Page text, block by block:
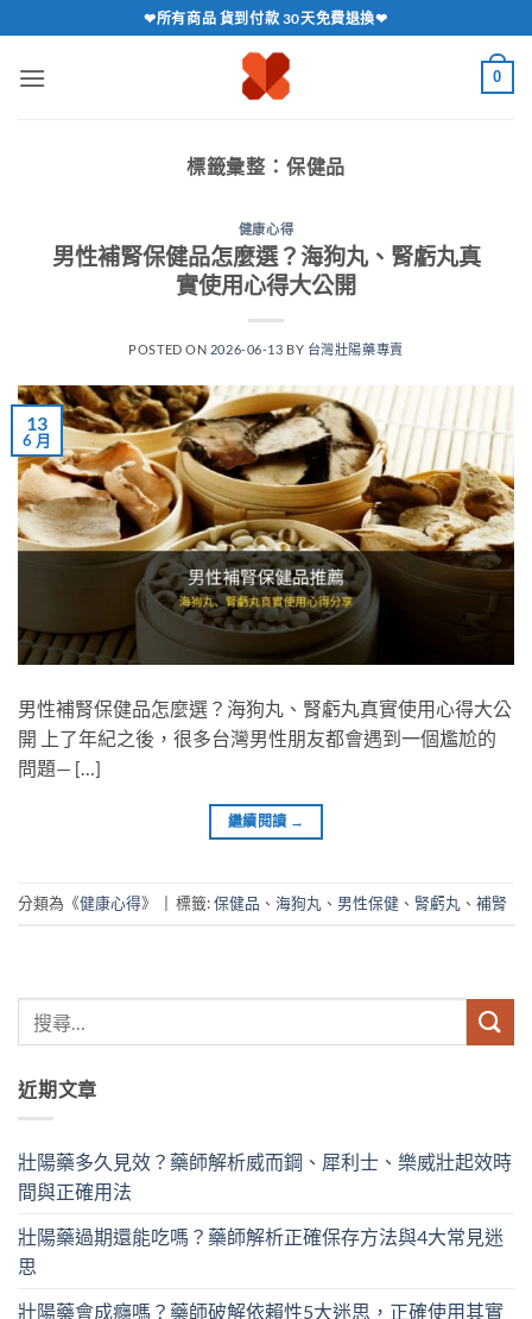
轉
❤所有商品 貨到付款 30天免費退換❤
0
標籤彙整： 保健品
健康心得
男性補腎保健品怎麼選？海狗丸、腎虧丸真
實使用心得大公開
POSTED ON 2026-06-13 BY 台灣壯陽藥專賣
13
6 月
男性補腎保健品怎麼選？海狗丸、腎虧丸真實使用心得大公
開 上了年紀之後，很多台灣男性朋友都會遇到一個尷尬的
問題— […]
繼續閱讀 →
分類為《健康心得》 標籤:保健品 、 海狗丸 、 男性保健 、 腎虧丸 、 補腎
近期文章
壯陽藥多久見效？藥師解析威而鋼、犀利士、樂威壯起效時
間與正確用法
壯陽藥過期還能吃嗎？藥師解析正確保存方法與4大常見迷
思
壯陽藥會成癮嗎？藥師破解依賴性5大迷思，正確使用其實